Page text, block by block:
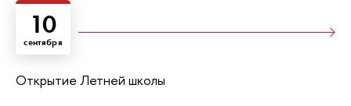
10
сентября
Открытие Летней школы